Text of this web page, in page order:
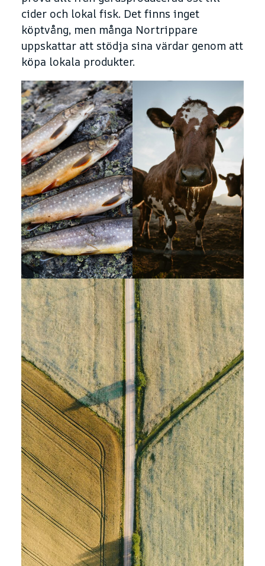
cider och lokal fisk. Det finns inget
köptvång, men många Nortrippare
uppskattar att stödja sina värdar genom att
köpa lokala produkter.